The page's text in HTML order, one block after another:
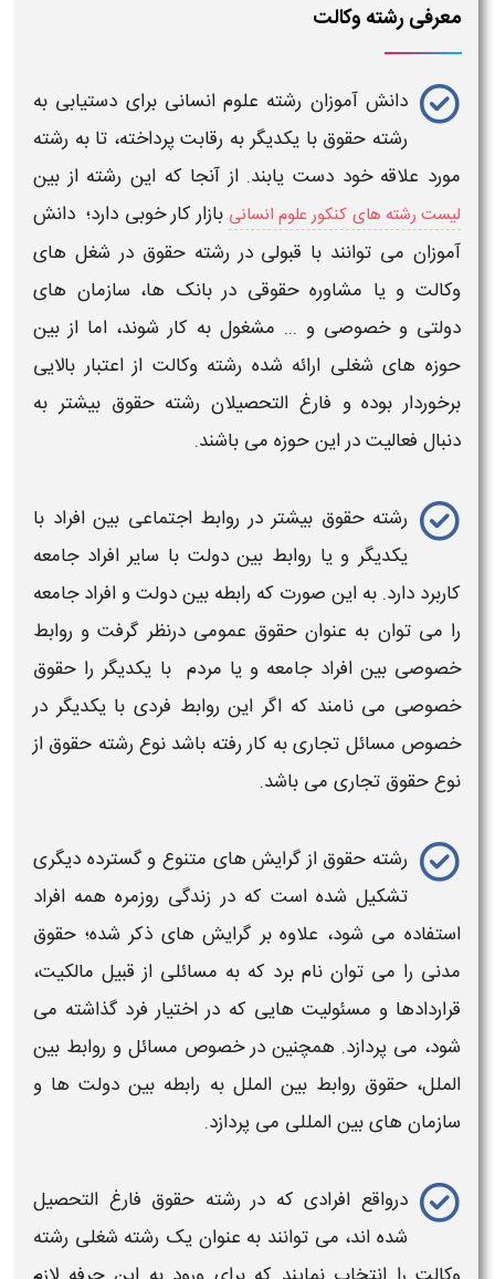
معرفی رشته وکالت
دانش آموزان رشته علوم انسانی برای دستیابی به
رشته حقوق با یکدیگر به رقابت پرداخته، تا به رشته
مورد علاقه خود دست یابند. از آنجا که این رشته از بین
لیست رشته های کنکور علوم انسانی بازار کار خوبی دارد؛ دانش
آموزان می توانند با قبولی دررشته حقوق در شغل های
وکالت و یا مشاوره حقوقی در بانک ها، سازمان های
دولتی و خصوصی و ... مشغول به کار شوند، اما از بین
حوزه های شغلی ارائه شده رشته وکالت از اعتبار بالایی
برخوردار بوده و فارغ التحصیلان رشته حقوقبیشتر به
دنبال فعالیت در این حوزه می باشند.
رشته حقوق بیشتر در روابط اجتماعی بین افراد با
یکدیگر و یا روابط بین دولت با سایر افراد جامعه
کاربرد دارد. به این صورت که رابطه بین دولت و افراد جامعه
را می توان به عنوان حقوق عمومی درنظر گرفت و روابط
خصوصی بین افراد جامعه و یا مردم با یکدیگر را حقوق
خصوصی می نامند که اگر این روابط فردی با یکدیگر در
خصوص مسائل تجاری به کار رفته باشد نوع رشته حقوق از
نوعحقوق تجاری می باشد.
رشته حقوقاز گرایش های متنوع و گسترده دیگری
تشکیل شده است که در زندگی روزمره همه افراد
استفاده می شود، علاوه بر گرایش های ذکر شده؛ حقوق
مدنی را می توان نام برد که به مسائلی از قبیل مالکیت،
قراردادها و مسئولیت هایی که در اختیار فرد گذاشته می
شود، می پردازد. همچنین در خصوص مسائل و روابط بین
الملل،حقوق روابط بین الملل به رابطه بین دولت ها و
سازمان های بین المللی می پردازد.
درواقع افرادی که در رشته حقوق فارغ التحصیل
شده اند، می توانند به عنوان یک رشته شغلی رشته